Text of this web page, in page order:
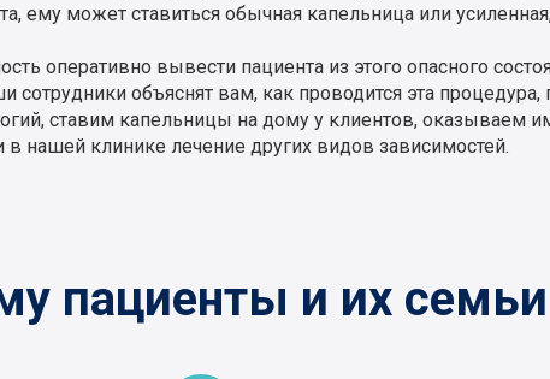
ему может ставиться обычная капельница или
оперативно вывести пациента из этого опасного
объяснят вам, как проводится эта
ставим капельницы на дому у клиентов, оказываем
нашей клинике лечение других видов зависимостей.
пациенты и их